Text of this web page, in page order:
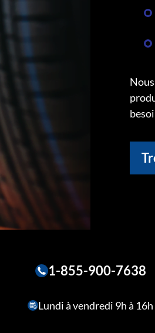
1-855-900-7638
Lundi à vendredi 9h à 16h